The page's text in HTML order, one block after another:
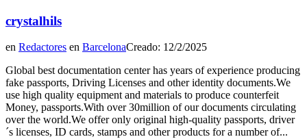
crystalhils
en Redactores en BarcelonaCreado: 12/2/2025
Global best documentation center has years of experience producing
fake passports, Driving Licenses and other identity documents.We
use high quality equipment and materials to produce counterfeit
Money, passports.With over 30million of our documents circulating
over the world.We offer only original high-quality passports, driver
´s licenses, ID cards, stamps and other products for a number of...